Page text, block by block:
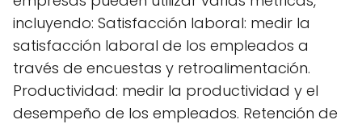
incluyendo: Satisfacción laboral: medir la
satisfacción laboral de los empleados a
través de encuestas y retroalimentación.
Productividad: medir la productividad y el
desempeño de los empleados. Retención de